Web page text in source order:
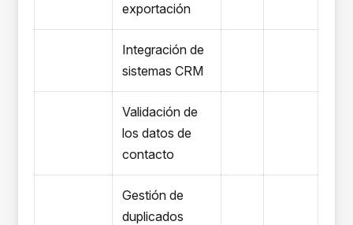
exportación
Integración de
sistemas CRM
Validación de
los datos de
contacto
Gestión de
duplicados